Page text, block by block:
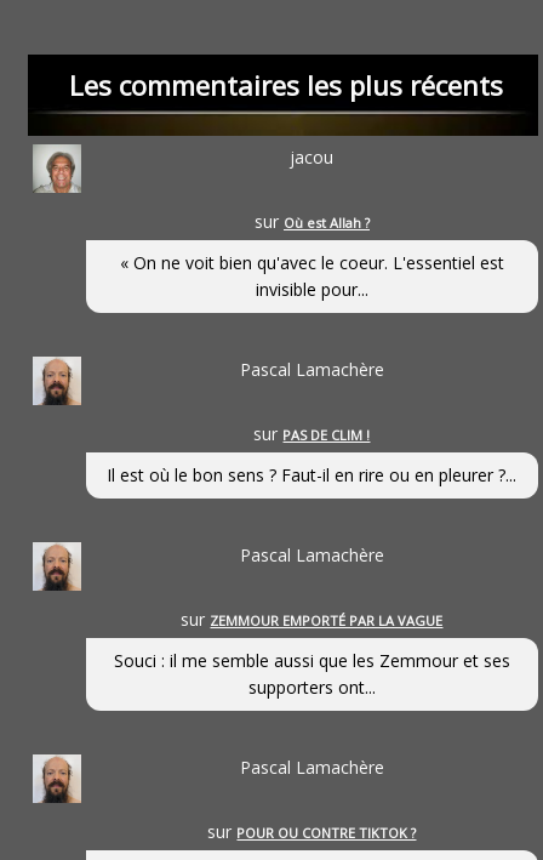
Les commentaires les plus récents
jacou
sur Où est Allah ?
« On ne voit bien qu'avec le coeur. L'essentiel est
invisible pour...
Pascal Lamachère
sur PAS DE CLIM !
Il est où le bon sens ? Faut-il en rire ou en pleurer ?...
Pascal Lamachère
sur ZEMMOUR EMPORTÉ PAR LA VAGUE
Souci : il me semble aussi que les Zemmour et ses
supporters ont...
Pascal Lamachère
sur POUR OU CONTRE TIKTOK ?